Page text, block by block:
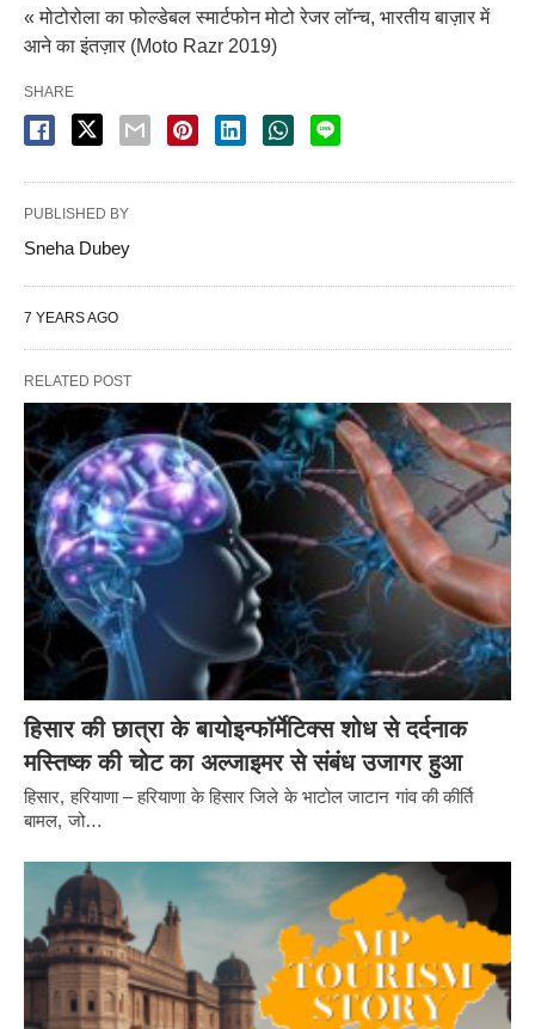
« मोटोरोला का फोल्डेबल स्मार्टफोन मोटो रेजर लॉन्च, भारतीय बाज़ार में
आने का इंतज़ार (Moto Razr 2019)
SHARE
PUBLISHED BY
Sneha Dubey
7 YEARS AGO
RELATED POST
हिसार की छात्रा के बायोइन्फॉर्मेटिक्स शोध से दर्दनाक
मस्तिष्क की चोट का अल्जाइमर से संबंध उजागर हुआ
हिसार, हरियाणा – हरियाणा के हिसार जिले के भाटोल जाटान गांव की कीर्ति
बामल, जो…